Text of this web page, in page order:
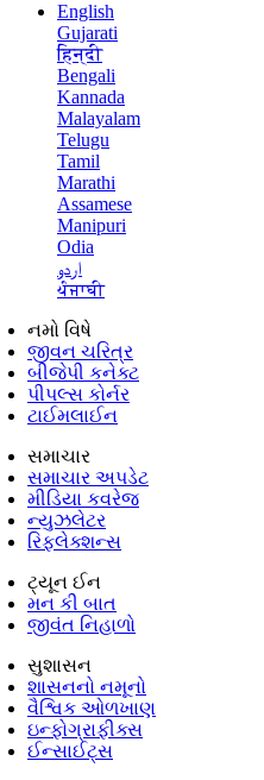
English
Gujarati
हिन्दी
Bengali
Kannada
Malayalam
Telugu
Tamil
Marathi
Assamese
Manipuri
Odia
اردو
ਪੰਜਾਬੀ
નમો વિષે
જીવન ચરિત્ર
બીજેપી કનેક્ટ
પીપલ્સ કોર્નર
ટાઈમલાઈન
સમાચાર
સમાચાર અપડેટ
મીડિયા કવરેજ
ન્યુઝલેટર
રિફ્લેક્શન્સ
ટ્યૂન ઈન
મન કી બાત
જીવંત નિહાળો
સુશાસન
શાસનનો નમૂનો
વૈશ્વિક ઓળખાણ
ઇન્ફોગ્રાફીક્સ
ઈન્સાઈટ્સ